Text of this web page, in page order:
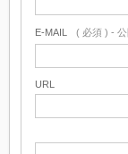
E-MAIL ( 必須 ) -
URL